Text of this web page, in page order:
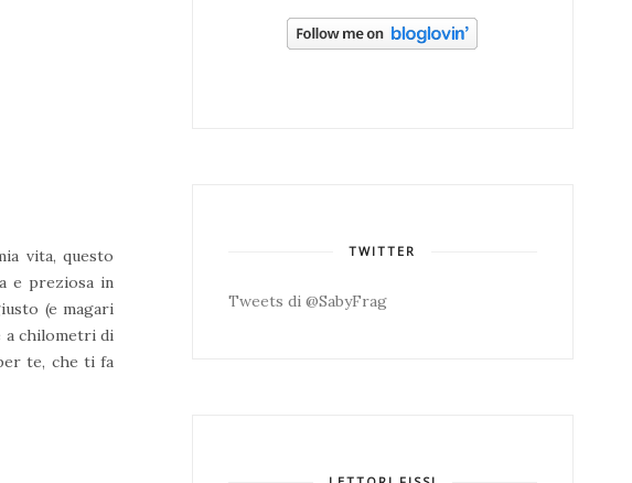
vita, questo
e preziosa in
(e magari
a chilometri di
te, che ti fa
TWITTER
Tweets di @SabyFrag